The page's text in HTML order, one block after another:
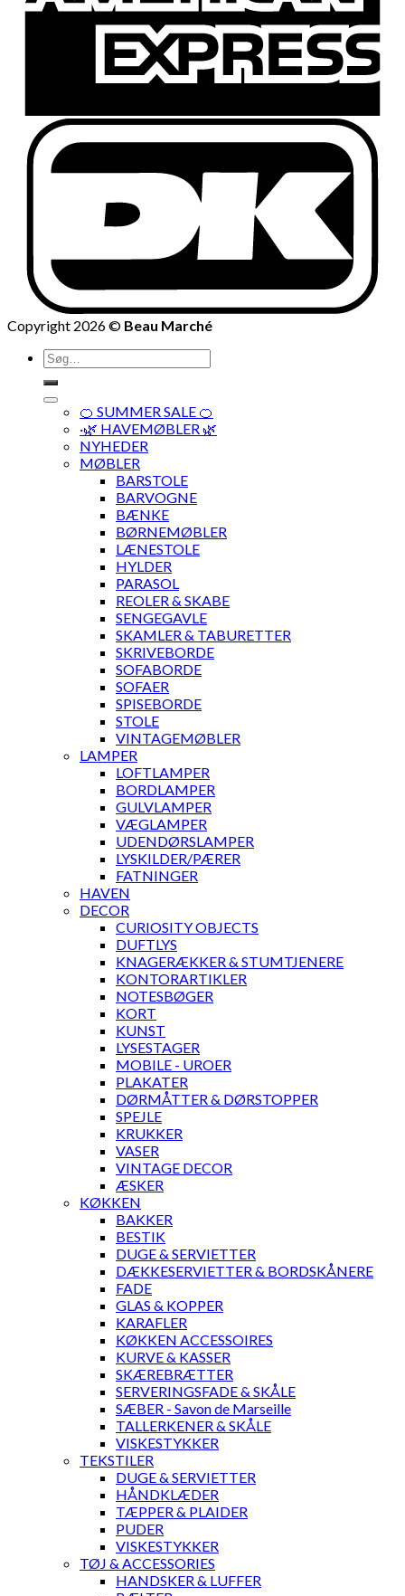
Copyright 2026 © Beau Marché
Søg
efter:
🍊 SUMMER SALE 🍊
·🌿 HAVEMØBLER 🌿
NYHEDER
MØBLER
BARSTOLE
BARVOGNE
BÆNKE
BØRNEMØBLER
LÆNESTOLE
HYLDER
PARASOL
REOLER & SKABE
SENGEGAVLE
SKAMLER & TABURETTER
SKRIVEBORDE
SOFABORDE
SOFAER
SPISEBORDE
STOLE
VINTAGEMØBLER
LAMPER
LOFTLAMPER
BORDLAMPER
GULVLAMPER
VÆGLAMPER
UDENDØRSLAMPER
LYSKILDER/PÆRER
FATNINGER
HAVEN
DECOR
CURIOSITY OBJECTS
DUFTLYS
KNAGERÆKKER & STUMTJENERE
KONTORARTIKLER
NOTESBØGER
KORT
KUNST
LYSESTAGER
MOBILE - UROER
PLAKATER
DØRMÅTTER & DØRSTOPPER
SPEJLE
KRUKKER
VASER
VINTAGE DECOR
ÆSKER
KØKKEN
BAKKER
BESTIK
DUGE & SERVIETTER
DÆKKESERVIETTER & BORDSKÅNERE
FADE
GLAS & KOPPER
KARAFLER
KØKKEN ACCESSOIRES
KURVE & KASSER
SKÆREBRÆTTER
SERVERINGSFADE & SKÅLE
SÆBER - Savon de Marseille
TALLERKENER & SKÅLE
VISKESTYKKER
TEKSTILER
DUGE & SERVIETTER
HÅNDKLÆDER
TÆPPER & PLAIDER
PUDER
VISKESTYKKER
TØJ & ACCESSORIES
HANDSKER & LUFFER